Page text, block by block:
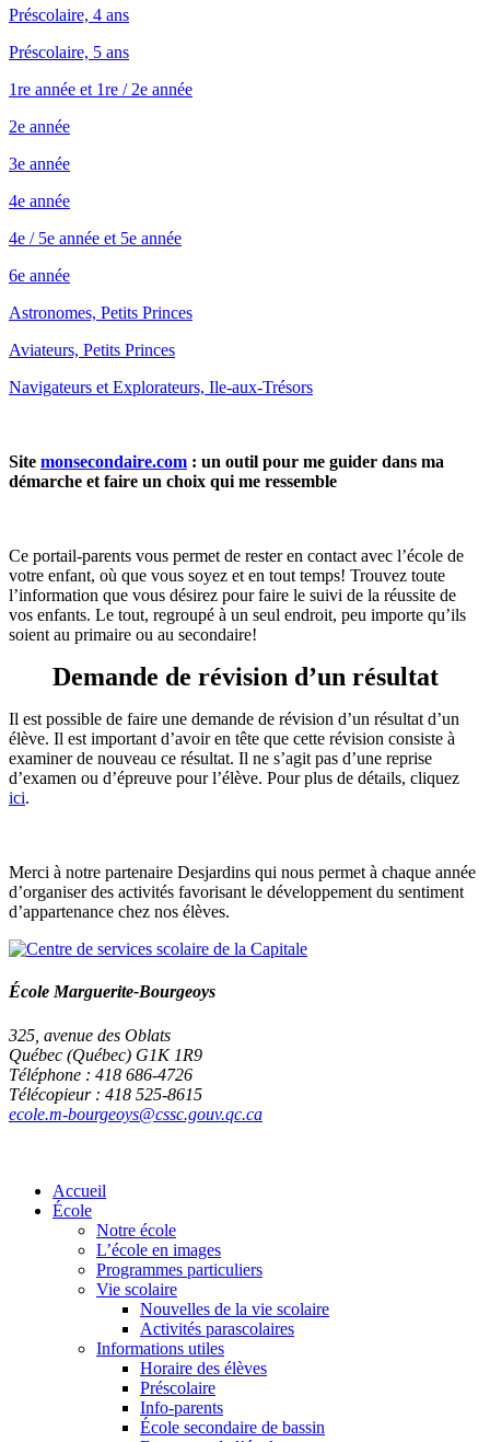
Préscolaire, 4 ans
Préscolaire, 5 ans
1re année et 1re / 2e année
2e année
3e année
4e année
4e / 5e année et 5e année
6e année
Astronomes, Petits Princes
Aviateurs, Petits Princes
Navigateurs et Explorateurs, Ile-aux-Trésors
Site monsecondaire.com : un outil pour me guider dans ma
démarche et faire un choix qui me ressemble
Ce portail-parents vous permet de rester en contact avec l’école de
votre enfant, où que vous soyez et en tout temps! Trouvez toute
l’information que vous désirez pour faire le suivi de la réussite de
vos enfants. Le tout, regroupé à un seul endroit, peu importe qu’ils
soient au primaire ou au secondaire!
Demande de révision d’un résultat
Il est possible de faire une demande de révision d’un résultat d’un
élève. Il est important d’avoir en tête que cette révision consiste à
examiner de nouveau ce résultat. Il ne s’agit pas d’une reprise
d’examen ou d’épreuve pour l’élève. Pour plus de détails, cliquez
ici.
Merci à notre partenaire Desjardins qui nous permet à chaque année
d’organiser des activités favorisant le développement du sentiment
d’appartenance chez nos élèves.
École Marguerite-Bourgeoys
325, avenue des Oblats
Québec (Québec) G1K 1R9
Téléphone : 418 686-4726
Télécopieur : 418 525-8615
ecole.m-bourgeoys@cssc.gouv.qc.ca
Accueil
École
Notre école
L’école en images
Programmes particuliers
Vie scolaire
Nouvelles de la vie scolaire
Activités parascolaires
Informations utiles
Horaire des élèves
Préscolaire
Info-parents
École secondaire de bassin